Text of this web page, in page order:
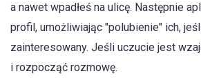
a nawet wpadłeś na ulicę. Następnie
profil, umożliwiając "polubienie" ich,
zainteresowany. Jeśli uczucie jest
i rozpocząć rozmowę.